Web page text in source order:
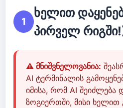
1
ხელით
პირველ
⚠️ მნიშვნელოვანია:
AI ტერმინალის
იმისა, რომ AI შეიძლება
ზოგიერთში, მისი ხელით